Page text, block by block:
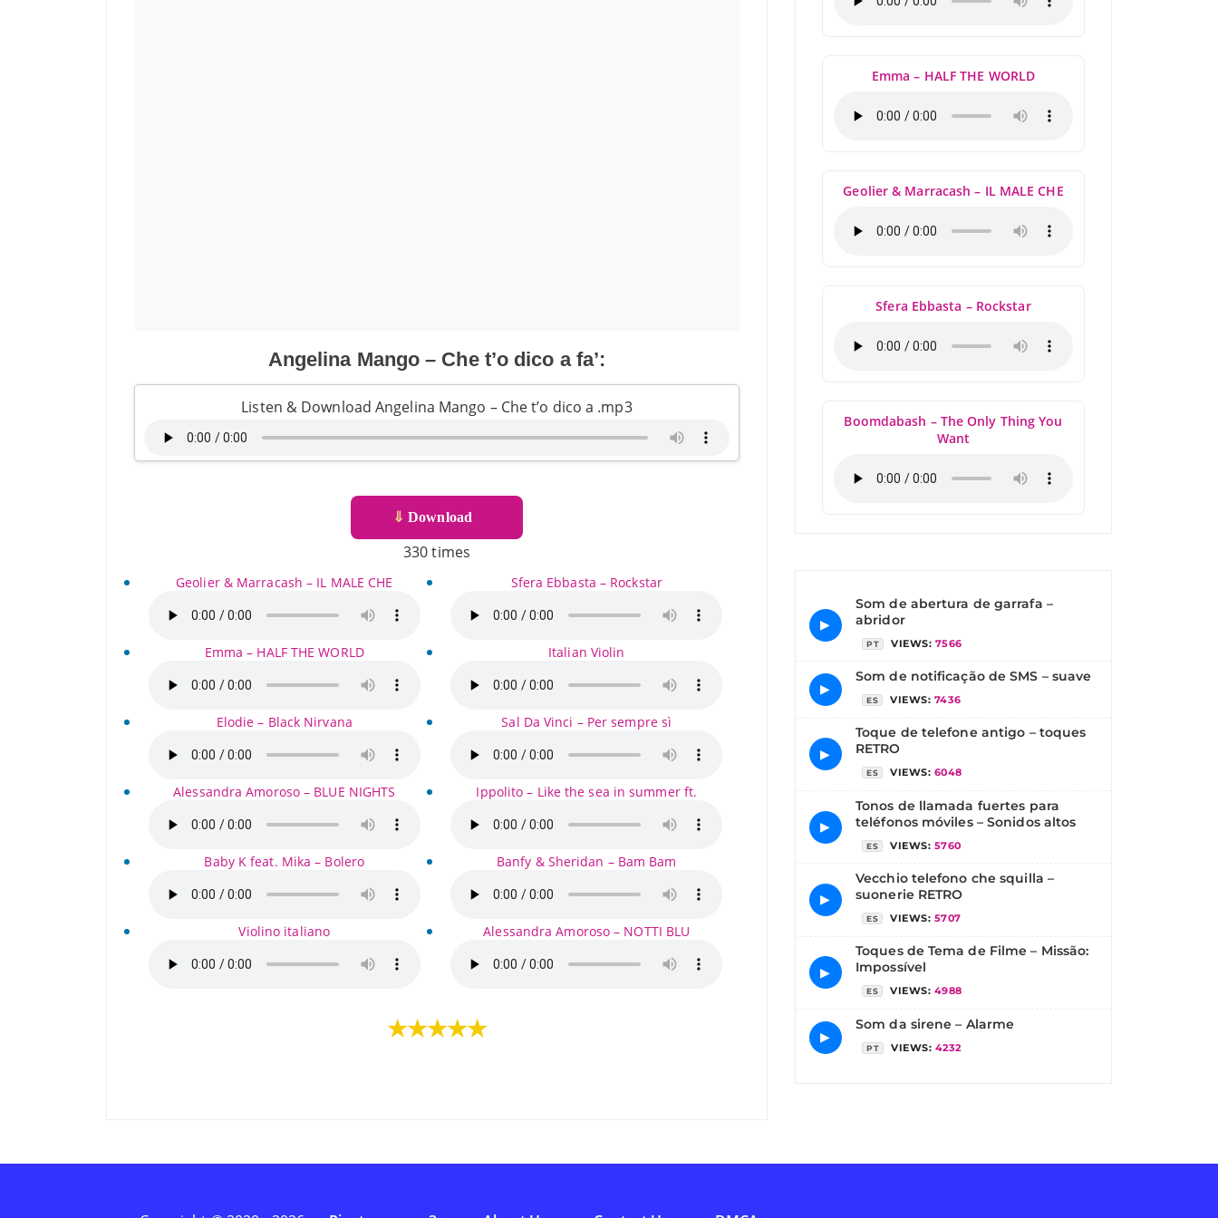
Angelina Mango – Che t’o dico a fa’:
Listen & Download Angelina Mango – Che t’o dico a .mp3
⇓ Download
330 times
Geolier & Marracash – IL MALE CHE
Emma – HALF THE WORLD
Elodie – Black Nirvana
Alessandra Amoroso – BLUE NIGHTS
Baby K feat. Mika – Bolero
Violino italiano
Sfera Ebbasta – Rockstar
Italian Violin
Sal Da Vinci – Per sempre sì
Ippolito – Like the sea in summer ft.
Banfy & Sheridan – Bam Bam
Alessandra Amoroso – NOTTI BLU
★★★★★
Emma – HALF THE WORLD
Geolier & Marracash – IL MALE CHE
Sfera Ebbasta – Rockstar
Boomdabash – The Only Thing You
Want
▶
Som de abertura de garrafa –
abridor
PT VIEWS: 7566
▶
Som de notificação de SMS – suave
ES VIEWS: 7436
▶
Toque de telefone antigo – toques
RETRO
ES VIEWS: 6048
▶
Tonos de llamada fuertes para
teléfonos móviles – Sonidos altos
ES VIEWS: 5760
▶
Vecchio telefono che squilla –
suonerie RETRO
ES VIEWS: 5707
▶
Toques de Tema de Filme – Missão:
Impossível
ES VIEWS: 4988
▶
Som da sirene – Alarme
PT VIEWS: 4232